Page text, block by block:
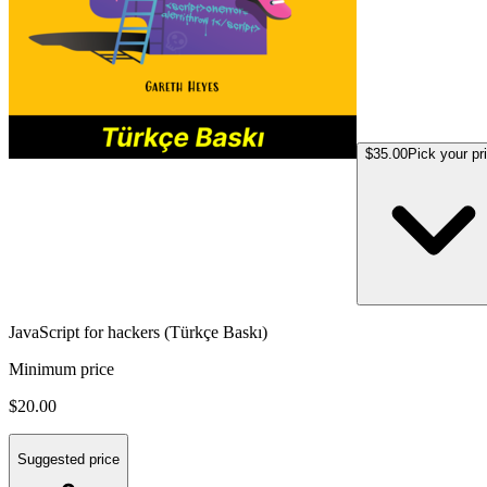
$35.00Pick your
JavaScript for hackers (Türkçe Baskı)
Minimum price
$20.00
Suggested price